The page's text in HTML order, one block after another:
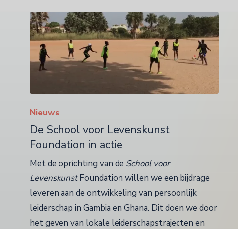
Nieuws
De School voor Levenskunst
Foundation in actie
Met de oprichting van de School voor
LevenskunstFoundation willen we een bijdrage
leveren aan de ontwikkeling van persoonlijk
leiderschap in Gambia en Ghana. Dit doen we door
het geven van lokale leiderschapstrajecten en